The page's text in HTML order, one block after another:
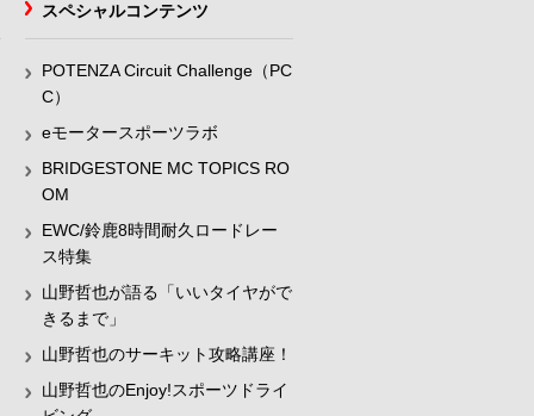
スペシャルコンテンツ
POTENZA Circuit Challenge（PC
C）
eモータースポーツラボ
BRIDGESTONE MC TOPICS RO
OM
EWC/鈴鹿8時間耐久ロードレー
ス特集
山野哲也が語る「いいタイヤがで
きるまで」
山野哲也のサーキット攻略講座！
山野哲也のEnjoy!スポーツドライ